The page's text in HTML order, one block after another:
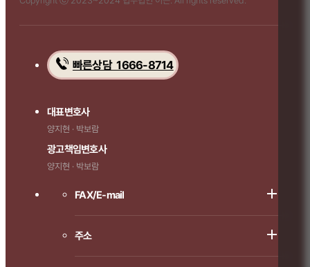
빠른상담 1666-8714
대표변호사
양지현 · 박보람
광고책임변호사
양지현 · 박보람
FAX/E-mail
주소